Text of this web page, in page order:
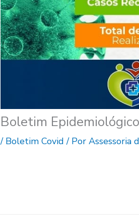
Boletim
/ Boletim Covid / PorAssessoria